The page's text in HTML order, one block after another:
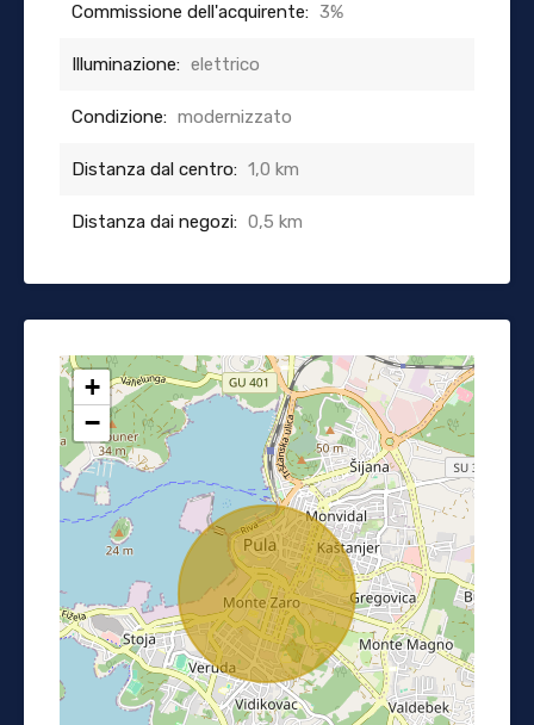
Commissione dell'acquirente: 3%
Illuminazione: elettrico
Condizione: modernizzato
Distanza dal centro: 1,0 km
Distanza dai negozi: 0,5 km
+
−